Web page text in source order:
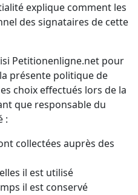
explique comment les
des signataires de cette
Petitionenligne.net pour
présente politique de
choix effectués lors de la
que responsable du
:
collectées auprès des
il est utilisé
il est conservé